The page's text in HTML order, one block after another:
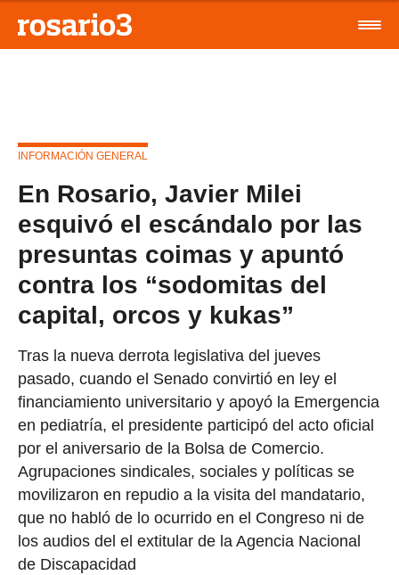
INFORMACIÓN GENERAL
En Rosario, Javier Milei
esquivó el escándalo por las
presuntas coimas y apuntó
contra los “sodomitas del
capital, orcos y kukas”
Tras la nueva derrota legislativa del jueves
pasado, cuando el Senado convirtió en ley el
financiamiento universitario y apoyó la Emergencia
en pediatría, el presidente participó del acto oficial
por el aniversario de la Bolsa de Comercio.
Agrupaciones sindicales, sociales y políticas se
movilizaron en repudio a la visita del mandatario,
que no habló de lo ocurrido en el Congreso ni de
los audios del el extitular de la Agencia Nacional
de Discapacidad